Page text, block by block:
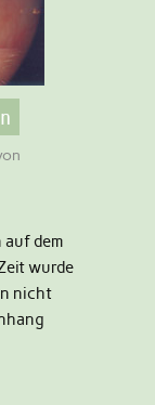
dem
wurde
nicht